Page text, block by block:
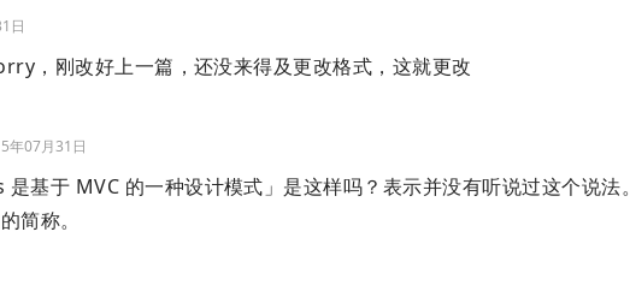
日
，刚改好上一篇，还没来得及更改格式，这就更改
年07月31日
是基于 MVC 的一种设计模式」是这样吗？表示并没有听说过这个说法
简称。